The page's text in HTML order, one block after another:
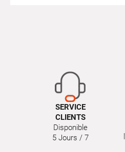
SERVICE
CLIENTS
Disponible
5 Jours / 7